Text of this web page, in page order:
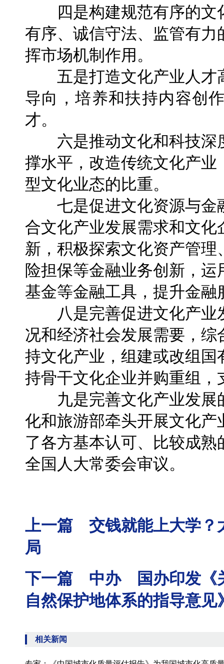
四是构建规范有序的文
有序、诚信守法、监管有
挥市场机制作用。
五是打造文化产业人才
导向，培养和扶持内容创
才。
六是推动文化和科技深
撑水平，改造传统文化产
型文化业态的比重。
七是促进文化资源与金
合文化产业发展需求和文
新，积极探索文化资产管
险担保等金融业务创新，
基金等金融工具，提升金
八是完善促进文化产业
况和经济社会发展需要，
持文化产业，组建或改组
持骨干文化企业并购重组
九是完善文化产业发展
化和旅游部牵头开展文化
了各方基本认可、比较成
全国人大常委会审议。
上一篇 交钱就能上大学？
局
下一篇 中办 国办印发《
自然保护地体系的指导意见
相关新闻